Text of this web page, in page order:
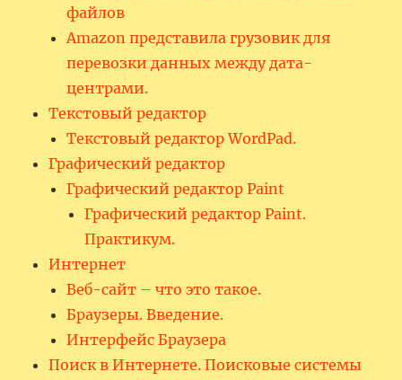
файлов
Amazon представила грузовик для
перевозки данных между дата-
центрами.
Текстовый редактор
Текстовый редактор WordPad.
Графический редактор
Графический редактор Paint
Графический редактор Paint.
Практикум.
Интернет
Веб-сайт – что это такое.
Браузеры. Введение.
Интерфейс Браузера
Поиск в Интернете. Поисковые системы